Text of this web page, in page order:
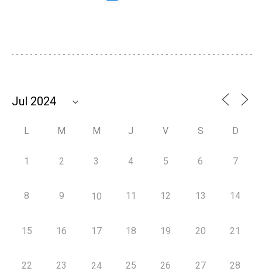
L M M J V S D
1 2 3 4 5 6 7
8 9 10 11 12 13 14
15 16 17 18 19 20 21
22 23 24 25 26 27 28